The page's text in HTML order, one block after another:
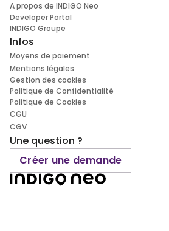
A propos de INDIGO Neo
Developer Portal
INDIGO Groupe
Infos
Moyens de paiement
Mentions légales
Gestion des cookies
Politique de Confidentialité
Politique de Cookies
CGU
CGV
Une question ?
Créer une demande